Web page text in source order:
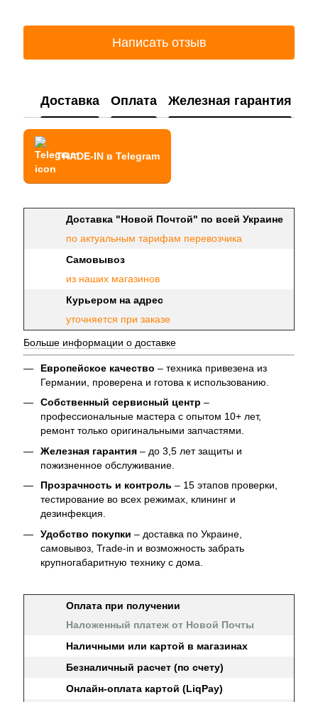
Написать отзыв
Доставка Оплата Железная гарантия
TRADE-IN в Telegram
Доставка "Новой Почтой" по всей Украине
по актуальным тарифам перевозчика
Самовывоз
из наших магазинов
Курьером на адрес
уточняется при заказе
Больше информации о доставке
Европейское качество – техника привезена из
Германии, проверена и готова к использованию.
Собственный сервисный центр –
профессиональные мастера с опытом 10+ лет,
ремонт только оригинальными запчастями.
Железная гарантия – до 3,5 лет защиты и
пожизненное обслуживание.
Прозрачность и контроль – 15 этапов проверки,
тестирование во всех режимах, клининг и
дезинфекция.
Удобство покупки – доставка по Украине,
самовывоз, Trade-in и возможность забрать
крупногабаритную технику с дома.
Оплата при получении
Наложенный платеж от Новой Почты
Наличными или картой в магазинах
Безналичный расчет (по счету)
Онлайн-оплата картой (LiqPay)